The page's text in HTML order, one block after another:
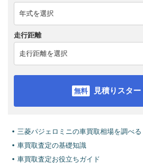
走行距離
見積りスター
三菱パジェロミニの車買取相場を調べる
車買取査定の基礎知識
車買取査定お役立ちガイド